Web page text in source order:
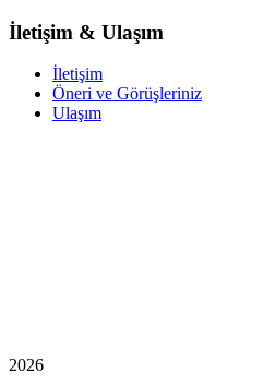
İletişim & Ulaşım
İletişim
Öneri ve Görüşleriniz
Ulaşım
2026